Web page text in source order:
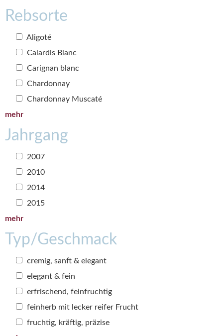
Rebsorte
Aligoté
Calardis Blanc
Carignan blanc
Chardonnay
Chardonnay Muscaté
mehr
Jahrgang
2007
2010
2014
2015
mehr
Typ/Geschmack
cremig, sanft & elegant
elegant & fein
erfrischend, feinfruchtig
feinherb mit lecker reifer Frucht
fruchtig, kräftig, präzise